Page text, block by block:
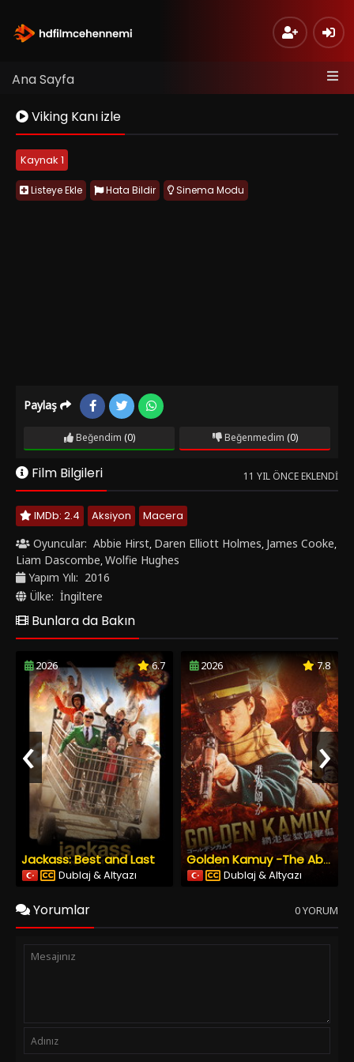
Ana Sayfa
Viking Kanı izle
Kaynak 1
Listeye Ekle Hata Bildir Sinema Modu
Paylaş
Beğendim (0) Beğenmedim (0)
Film Bilgileri 11 YIL ÖNCE EKLENDI
IMDb: 2.4 Aksiyon
Macera
Oyuncular: Abbie Hirst, Daren Elliott Holmes, James Cooke,
Liam Dascombe,Wolfie Hughes
Yapım Yılı: 2016
Ülke: İngiltere
Bunlara da Bakın
2026 6.7
Jackass: Best and Last
Dublaj & Altyazı
2026 7.8
Golden Kamuy -The Abashiri Prison Raid
Dublaj & Altyazı
‹ ›
Yorumlar 0 YORUM